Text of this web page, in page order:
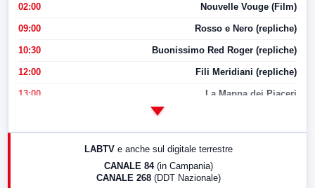
02:00 Nouvelle Vouge (Film)
09:00 Rosso e Nero (repliche)
10:30 Buonissimo Red Roger (repliche)
12:00 Fili Meridiani (repliche)
13:00 La Mappa dei Piaceri
LABTV e anche sul digitale terrestre
CANALE 84 (in Campania)
CANALE 268 (DDT Nazionale)